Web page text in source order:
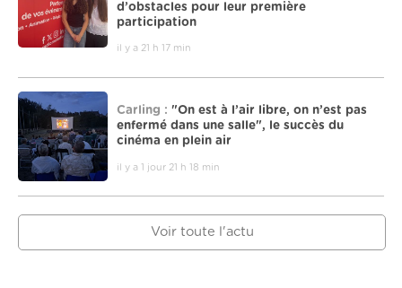
d’obstacles pour leur première
participation
il y a 21 h 17 min
Carling : "On est à l’air libre, on n’est pas
enfermé dans une salle", le succès du
cinéma en plein air
il y a 1 jour 21 h 18 min
Voir toute l'actu